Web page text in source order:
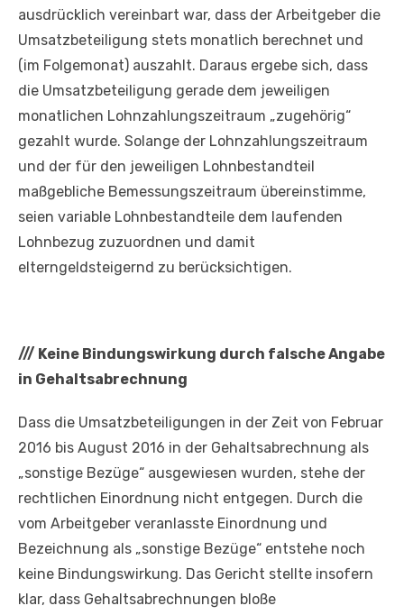
ausdrücklich vereinbart war, dass der Arbeitgeber die
Umsatzbeteiligung stets monatlich berechnet und
(im Folgemonat) auszahlt. Daraus ergebe sich, dass
die Umsatzbeteiligung gerade dem jeweiligen
monatlichen Lohnzahlungszeitraum „zugehörig“
gezahlt wurde. Solange der Lohnzahlungszeitraum
und der für den jeweiligen Lohnbestandteil
maßgebliche Bemessungszeitraum übereinstimme,
seien variable Lohnbestandteile dem laufenden
Lohnbezug zuzuordnen und damit
elterngeldsteigernd zu berücksichtigen.
/// Keine Bindungswirkung durch falsche Angabe
in Gehaltsabrechnung
Dass die Umsatzbeteiligungen in der Zeit von Februar
2016 bis August 2016 in der Gehaltsabrechnung als
„sonstige Bezüge“ ausgewiesen wurden, stehe der
rechtlichen Einordnung nicht entgegen. Durch die
vom Arbeitgeber veranlasste Einordnung und
Bezeichnung als „sonstige Bezüge“ entstehe noch
keine Bindungswirkung. Das Gericht stellte insofern
klar, dass Gehaltsabrechnungen bloße